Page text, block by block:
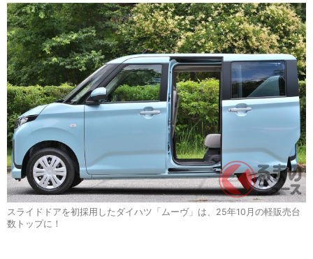
スライドドアを初採用したダイハツ「ムーヴ」は、25年10月の軽販売台
数トップに！